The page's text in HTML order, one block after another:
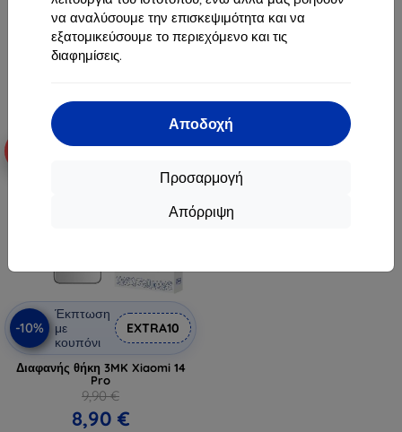
να αναλύσουμε την επισκεψιμότητα και να
εξατομικεύσουμε το περιεχόμενο και τις
διαφημίσεις.
Αποδοχή
Προσαρμογή
Απόρριψη
Τελευταίο τεμάχιο σε απόθεμα
9,81 €
Διαθέσιμο > 5 τεμ
-10%
Έκπτωση
με
κουπόνι
EXTRA10
Διαφανής θήκη 3MK Xiaomi 14
Pro
9,90 €
8,90 €